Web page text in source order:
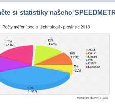
si statistiky našeho